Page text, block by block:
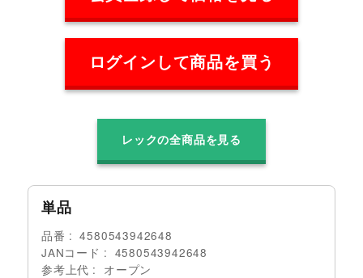
ログインして商品を買う
レックの全商品を見る
単品
品番
4580543942648
JANコード
4580543942648
参考上代
オープン